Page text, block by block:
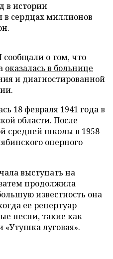
в истории
в сердцах миллионов
о том, что
оказалась в больнице
и диагностированной
18 февраля 1941 года в
области. После
средней школы в 1958
оперного
выступать на
продолжила
известность она
ее репертуар
песни, такие как
луговая».